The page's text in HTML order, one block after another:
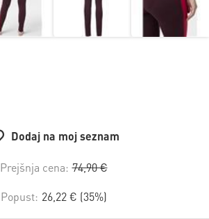
Dodaj na moj seznam
Prejšnja cena: 74,90 €
Popust: 26,22 € (35%)